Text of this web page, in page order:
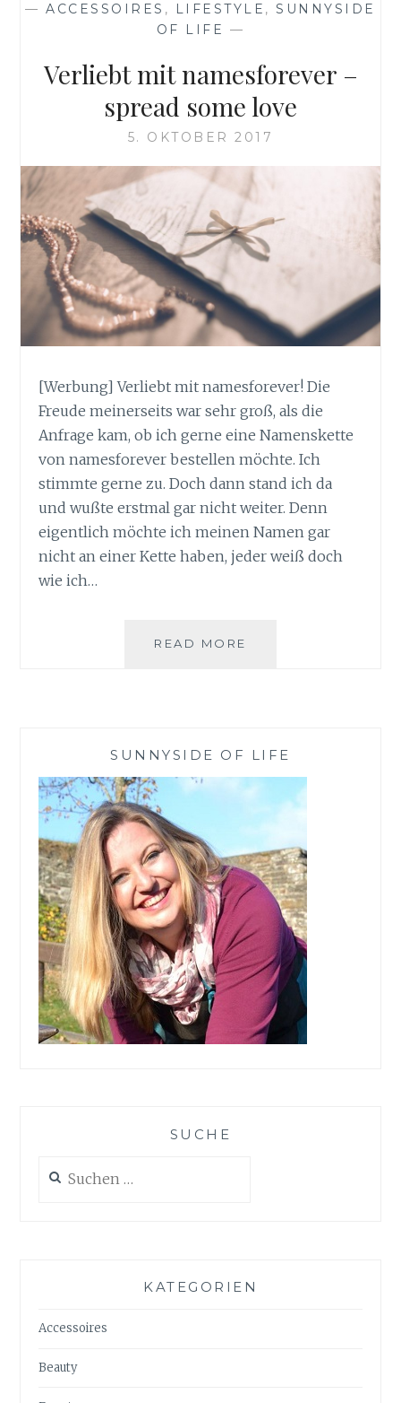
–
ICH
MIT?
—ACCESSOIRES , LIFESTYLE ,SUNNYSIDE
OF LIFE —
Verliebt mit namesforever –
spread some love
5. OKTOBER 2017
[Werbung] Verliebt mit namesforever! Die
Freude meinerseits war sehr groß, als die
Anfrage kam, ob ich gerne eine Namenskette
von namesforever bestellen möchte. Ich
stimmte gerne zu. Doch dann stand ich da
und wußte erstmal gar nicht weiter. Denn
eigentlich möchte ich meinen Namen gar
nicht an einer Kette haben, jeder weiß doch
wie ich…
READ MORE
LOVE
SUNNYSIDE OF LIFE
SUCHE
nach:
KATEGORIEN
Accessoires
Beauty